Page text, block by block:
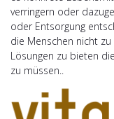
verringern oder
oder Entsorgung
die Menschen nicht
Lösungen zu bieten
zu müssen..